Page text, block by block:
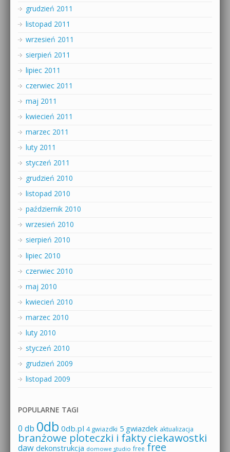
grudzień 2011
listopad 2011
wrzesień 2011
sierpień 2011
lipiec 2011
czerwiec 2011
maj 2011
kwiecień 2011
marzec 2011
luty 2011
styczeń 2011
grudzień 2010
listopad 2010
październik 2010
wrzesień 2010
sierpień 2010
lipiec 2010
czerwiec 2010
maj 2010
kwiecień 2010
marzec 2010
luty 2010
styczeń 2010
grudzień 2009
listopad 2009
POPULARNE TAGI
0 db 0db 0db.pl 4 gwiazdki 5 gwiazdek aktualizacja
branżowe ploteczki i faktyciekawostki
daw dekonstrukcja domowe studio free free